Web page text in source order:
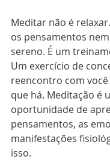
Meditar não é
os pensamentos
sereno. É um
Um exercício de
reencontro com
que há. Meditação é
oportunidade de
pensamentos, as
manifestações
isso.